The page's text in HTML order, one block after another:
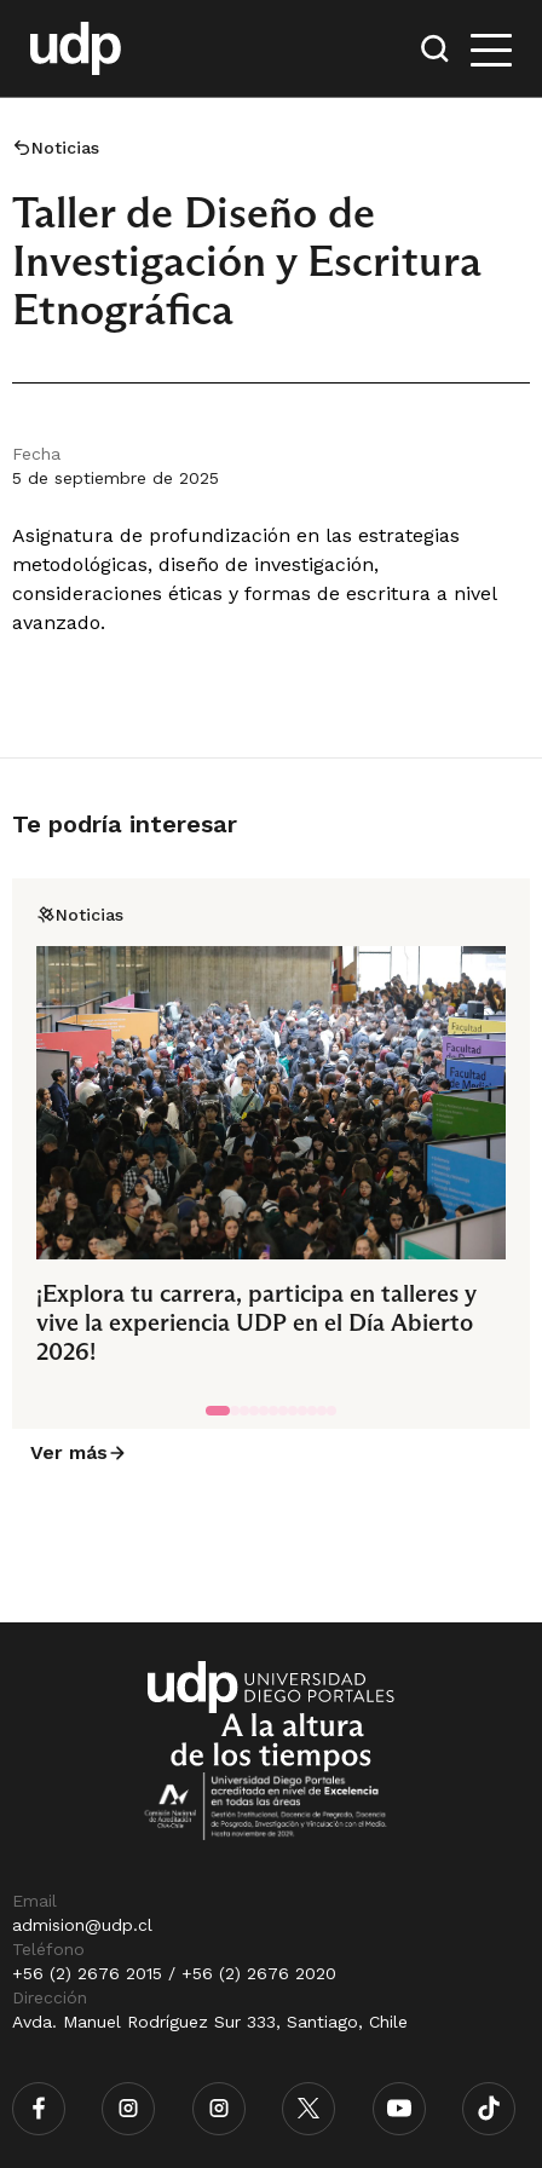
Noticias
Taller de Diseño de
Investigación y Escritura
Etnográfica
Fecha
5 de septiembre de 2025
Asignatura de profundización en las estrategias
metodológicas, diseño de investigación,
consideraciones éticas y formas de escritura a nivel
avanzado.
Te podría interesar
Noticias
¡Explora tu carrera, participa en talleres y
vive la experiencia UDP en el Día Abierto
2026!
Ver más
Email
admision@udp.cl
Teléfono
+56 (2) 2676 2015 / +56 (2) 2676 2020
Dirección
Avda. Manuel Rodríguez Sur 333, Santiago, Chile